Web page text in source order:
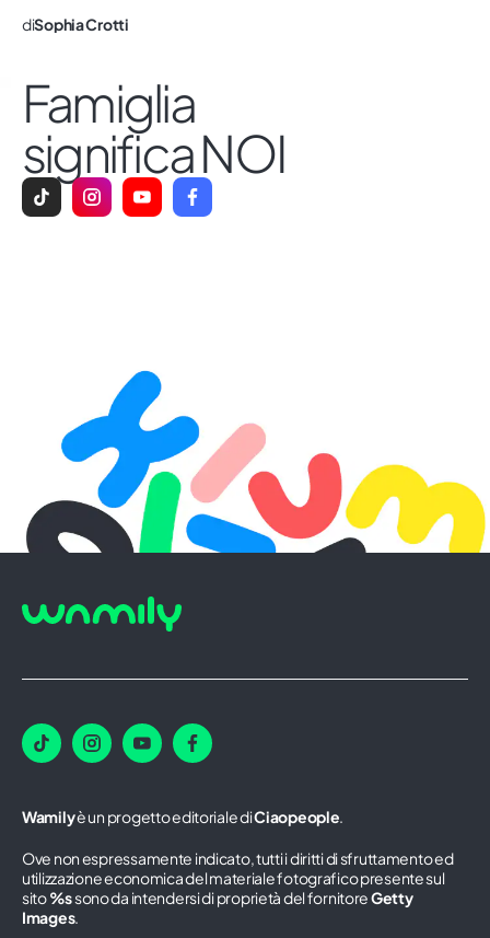
diSophia Crotti
Famiglia
significa NOI
Wamilyè un progetto editoriale diCiaopeople.
Ove non espressamente indicato, tutti i diritti di sfruttamento ed
utilizzazione economica del materiale fotografico presente sul
sito%ssono da intendersi di proprietà del fornitoreGetty
Images.